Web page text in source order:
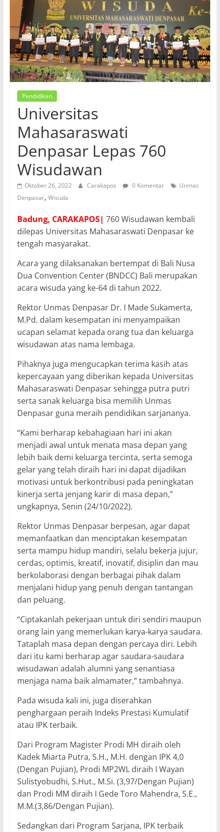
Pendidikan
Universitas
Mahasaraswati
Denpasar Lepas 760
Wisudawan
Oktober 26, 2022 Carakapos 0 Komentar
Unmas
Denpasar, Wisuda
Badung, CARAKAPOS| 760 Wisudawan kembali
dilepas Universitas Mahasaraswati Denpasar ke
tengah masyarakat.
Acara yang dilaksanakan bertempat di Bali Nusa
Dua Convention Center (BNDCC) Bali merupakan
acara wisuda yang ke-64 di tahun 2022.
Rektor Unmas Denpasar Dr. I Made Sukamerta,
M.Pd. dalam kesempatan ini menyampaikan
ucapan selamat kepada orang tua dan keluarga
wisudawan atas nama lembaga.
Pihaknya juga mengucapkan terima kasih atas
kepercayaan yang diberikan kepada Universitas
Mahasaraswati Denpasar sehingga putra putri
serta sanak keluarga bisa memilih Unmas
Denpasar guna meraih pendidikan sarjananya.
“Kami berharap kebahagiaan hari ini akan
menjadi awal untuk menata masa depan yang
lebih baik demi keluarga tercinta, serta semoga
gelar yang telah diraih hari ini dapat dijadikan
motivasi untuk berkontribusi pada peningkatan
kinerja serta jenjang karir di masa depan,”
ungkapnya, Senin (24/10/2022).
Rektor Unmas Denpasar berpesan, agar dapat
memanfaatkan dan menciptakan kesempatan
serta mampu hidup mandiri, selalu bekerja jujur,
cerdas, optimis, kreatif, inovatif, disiplin dan mau
berkolaborasi dengan berbagai pihak dalam
menjalani hidup yang penuh dengan tantangan
dan peluang.
“Ciptakanlah pekerjaan untuk diri sendiri maupun
orang lain yang memerlukan karya-karya saudara.
Tataplah masa depan dengan percaya diri. Lebih
dari itu kami berharap agar saudara-saudara
wisudawan adalah alumni yang senantiasa
menjaga nama baik almamater,” tambahnya.
Pada wisuda kali ini, juga diserahkan
penghargaan peraih Indeks Prestasi Kumulatif
atau IPK terbaik.
Dari Program Magister Prodi MH diraih oleh
Kadek Miarta Putra, S.H., M.H. dengan IPK 4,0
(Dengan Pujian), Prodi MP2WL diraih I Wayan
Sulistyobudhi, S.Hut., M.Si. (3,97/Dengan Pujian)
dan Prodi MM diraih I Gede Toro Mahendra, S.E.,
M.M.(3,86/Dengan Pujian).
Sedangkan dari Program Sarjana, IPK terbaik